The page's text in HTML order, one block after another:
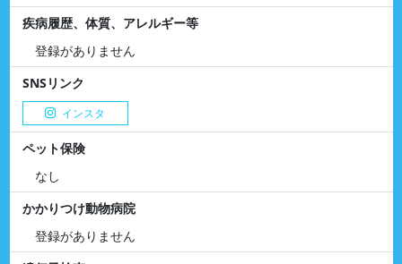
疾病履歴、体質、アレルギー等
登録がありません
SNSリンク
インスタ
ペット保険
なし
かかりつけ動物病院
登録がありません